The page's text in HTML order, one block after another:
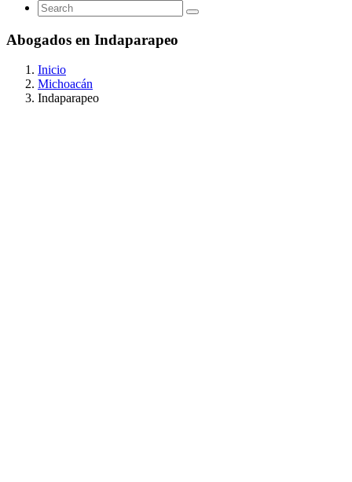
Abogados en Indaparapeo
Inicio
Michoacán
Indaparapeo